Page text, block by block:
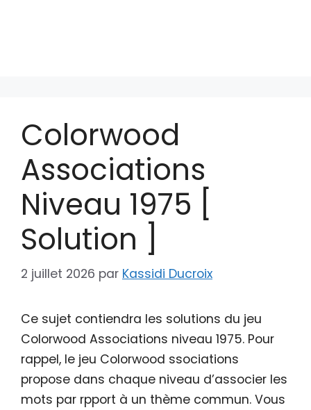
Colorwood
Associations
Niveau 1975 [
Solution ]
2 juillet 2026 par Kassidi Ducroix
Ce sujet contiendra les solutions du jeu
Colorwood Associations niveau 1975. Pour
rappel, le jeu Colorwood ssociations
propose dans chaque niveau d’associer les
mots par rpport à un thème commun. Vous